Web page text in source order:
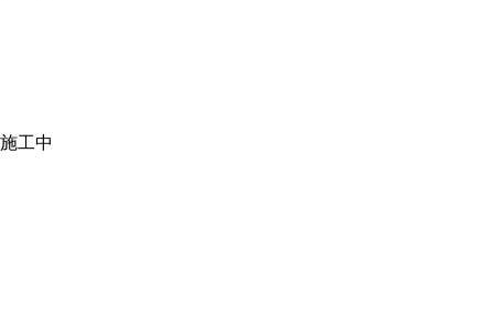
施工中